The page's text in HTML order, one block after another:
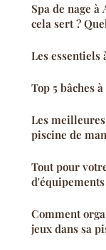
Spa de nage à
cela sert ?
Les
Top 5 bâches
Les
piscine de
Tout pour
Comment
jeux dans sa